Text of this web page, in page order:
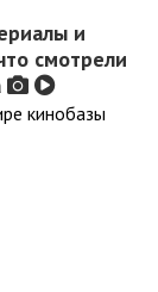
и
смотрели
кинобазы